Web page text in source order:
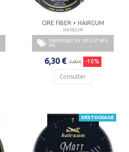
CIRE FIBER + HAIRGUM
HAIRGUM
DISPONIBLE EN 100 G ET 40 G
ML
6,30 € 7,00 € -10%
Consulter
DESTOCKAGE